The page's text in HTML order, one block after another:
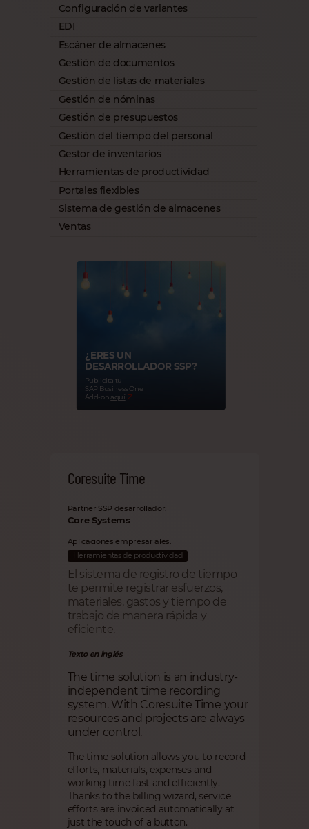
Configuración de variantes
EDI
Escáner de almacenes
Gestión de documentos
Gestión de listas de materiales
Gestión de nóminas
Gestión de presupuestos
Gestión del tiempo del personal
Gestor de inventarios
Herramientas de productividad
Portales flexibles
Sistema de gestión de almacenes
Ventas
¿ERES UN
DESARROLLADOR SSP?
Publicita tu
SAP Business One
Add-on aquí
Coresuite Time
Partner SSP desarrollador:
Core Systems
Aplicaciones empresariales:
Herramientas de productividad
El sistema de registro de tiempo
te permite registrar esfuerzos,
materiales, gastos y tiempo de
trabajo de manera rápida y
eficiente.
Texto en inglés
The time solution is an industry-
independent time recording
system. With Coresuite Time your
resources and projects are always
under control.
The time solution allows you to record
efforts, materials, expenses and
working time fast and efficiently.
Thanks to the billing wizard, service
efforts are invoiced automatically at
just the touch of a button.